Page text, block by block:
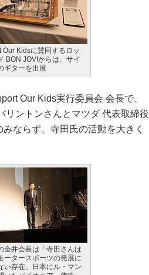
Our Kidsに賛同するロッ
BON JOVIからは、サイ
ギターを出展
Our Kids実行委員会 会長で、
リントンさんとマツダ 代表取締役
ならず、寺田氏の活動を大きく
金井会長は「寺田さんは
ータースポーツの発展に
い存在。日本にル・マン